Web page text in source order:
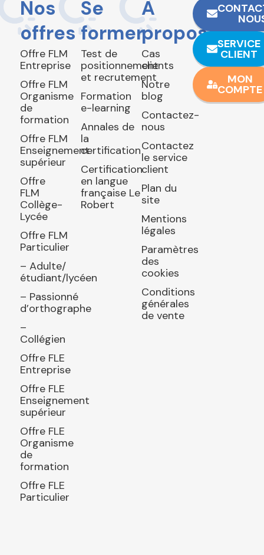
Nos
offres
Offre FLM
Entreprise
Offre FLM
Organisme
de
formation
Offre FLM
Enseignement
supérieur
Offre
FLM
Collège-
Lycée
Offre FLM
Particulier
– Adulte/
étudiant/lycéen
– Passionné
d’orthographe
–
Collégien
Offre FLE
Entreprise
Offre FLE
Enseignement
supérieur
Offre FLE
Organisme
de
formation
Offre FLE
Particulier
Se
former
Test de
positionnement
et recrutement
Formation
e-learning
Annales de
la
certification
Certification
en langue
française Le
Robert
À
propos
Cas
clients
Notre
blog
Contactez-
nous
Contactez
le service
client
Plan du
site
Mentions
légales
Paramètres
des
cookies
Conditions
générales
de vente
SERVICE
CLIENT
MON
COMPTE